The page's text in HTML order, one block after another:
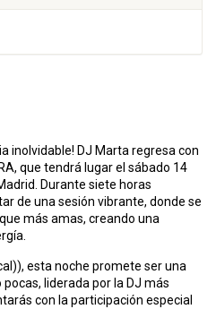
inolvidable! DJ Marta regresa con
que tendrá lugar el sábado 14
Durante siete horas
de una sesión vibrante, donde se
más amas, creando una
esta noche promete ser una
liderada por la DJ más
con la participación especial